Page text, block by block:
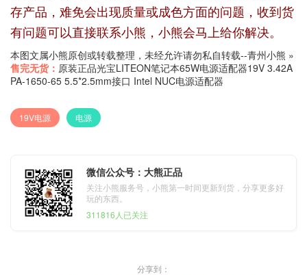
存产品，难免会出现质量或成色方面的问题，收到货
有问题可以直接联系小熊，小熊会马上给你解决。
本图文属小熊原创或转载整理，未经允许请勿私自转载--青州小熊 »
售完无货： 原装正品光宝LITEON笔记本65W电源适配器19V 3.42A
PA-1650-65 5.5*2.5mm接口 Intel NUC电源适配器
19V电源 电源
微信公众号：大熊正品
关注小熊服务号，小熊第一时间更新到货，分享更多好
玩的东西。
311816人已关注
分享到：